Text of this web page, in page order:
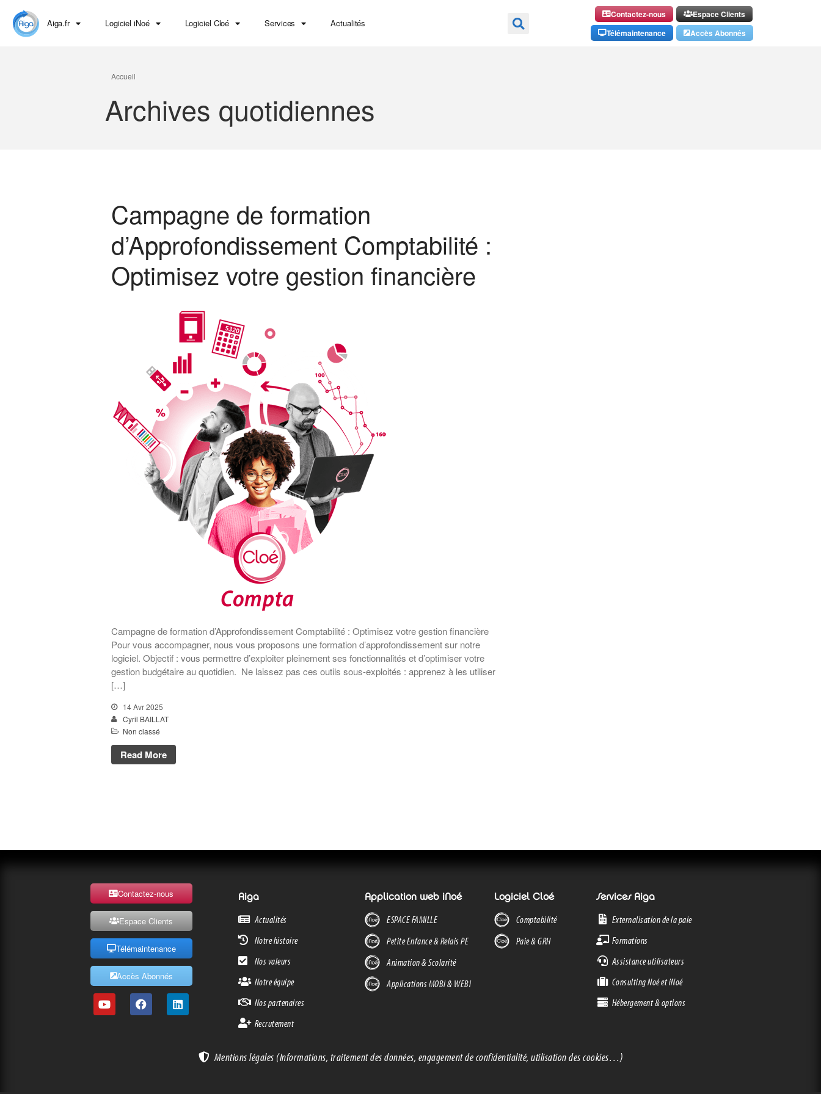
Aiga.fr Logiciel iNoé Logiciel Cloé Services Actualités
Contactez-nous
Télémaintenance
Espace Clients
Accès Abonnés
Accueil
Archives quotidiennes
Campagne de formation
d’Approfondissement Comptabilité :
Optimisez votre gestion financière
Campagne de formation d’Approfondissement Comptabilité : Optimisez votre gestion financière
Pour vous accompagner, nous vous proposons une formation d’approfondissement sur notre
logiciel. Objectif : vous permettre d’exploiter pleinement ses fonctionnalités et d’optimiser votre
gestion budgétaire au quotidien. Ne laissez pas ces outils sous-exploités : apprenez à les utiliser
[…]
14 Avr 2025
Cyril BAILLAT
Non classé
Read More
Contactez-nous
Espace Clients
Télémaintenance
Accès Abonnés
Aiga
Actualités
Notre histoire
Nos valeurs
Notre équipe
Nos partenaires
Recrutement
Application web iNoé
ESPACE FAMILLE
Petite Enfance & Relais PE
Animation & Scolarité
Applications MOBi & WEBi
Logiciel Cloé
Comptabilité
Paie & GRH
Services Aiga
Externalisation de la paie
Formations
Assistance utilisateurs
Consulting Noé et iNoé
Hébergement & options
Mentions légales (Informations, traitement des données, engagement de confidentialité, utilisation des cookies…)